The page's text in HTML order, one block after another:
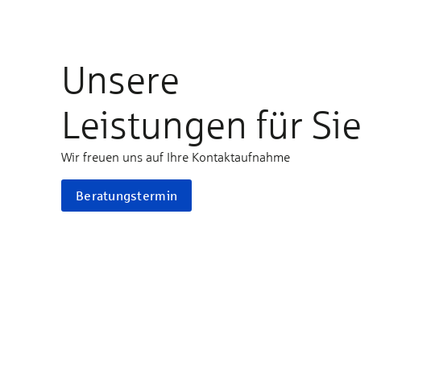
Unsere
Leistungen für Sie
Wir freuen uns auf Ihre Kontaktaufnahme
Beratungstermin